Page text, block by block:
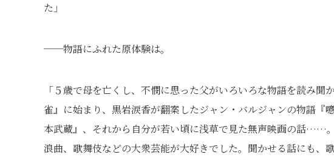
た」
──物語にふれた原体験は。
「５歳で母を亡くし、不憫に思った父がいろいろな物語を読み
雀』に始まり、黒岩涙香が翻案したジャン・バルジャンの物語『
本武蔵』、それから自分が若い頃に浅草で見た無声映画の話……
浪曲、歌舞伎などの大衆芸能が大好きでした。聞かせる話にも、